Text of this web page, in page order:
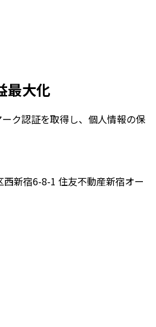
最大化
ク認証を取得し、個人情報の保
新宿6-8-1 住友不動産新宿オー